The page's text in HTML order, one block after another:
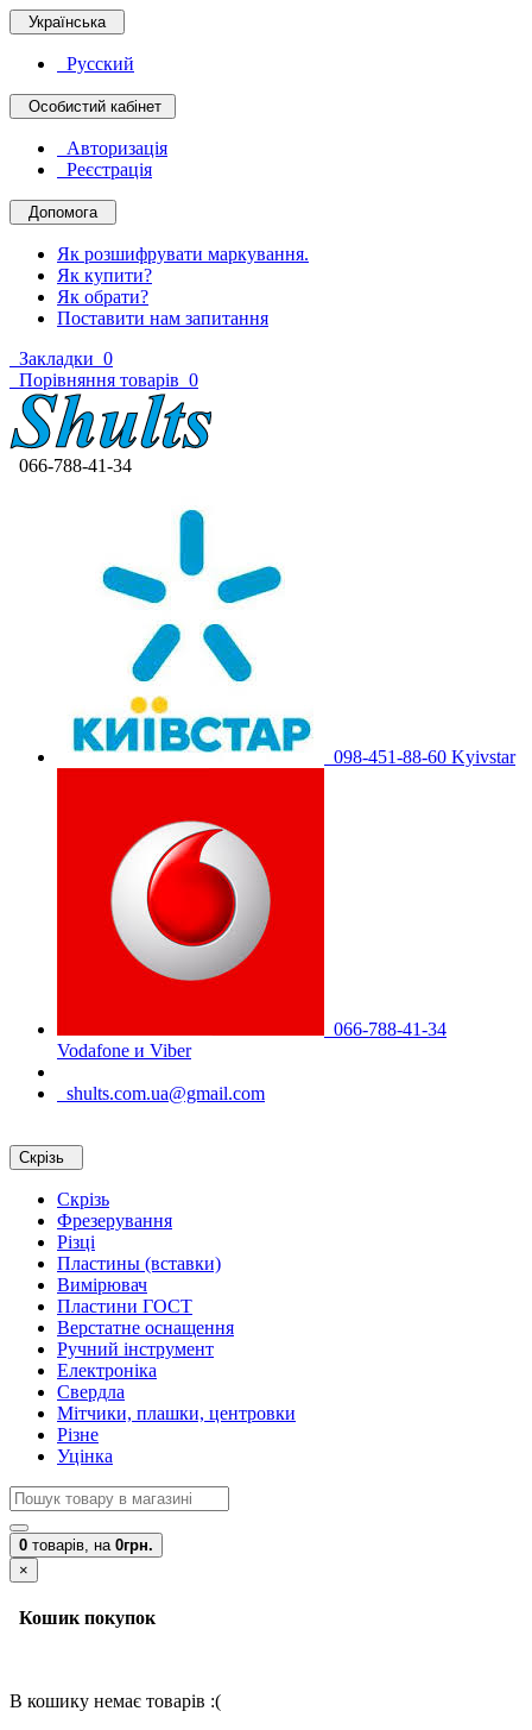
Українська
Русский
Особистий кабінет
Авторизація
Реєстрація
Допомога
Як розшифрувати маркування.
Як купити?
Як обрати?
Поставити нам запитання
Закладки 0
Порівняння товарів 0
066-788-41-34
098-451-88-60 Kyivstar
066-788-41-34
Vodafone и Viber
shults.com.ua@gmail.com
Скрізь
Скрізь
Фрезерування
Різці
Пластины (вставки)
Вимірювач
Пластини ГОСТ
Верстатне оснащення
Ручний інструмент
Електроніка
Свердла
Мітчики, плашки, центровки
Різне
Уцінка
0 товарів, на 0грн.
×
Кошик покупок
В кошику немає товарів :(